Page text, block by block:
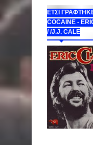
ΕΤΣΙ
COCAINE -
/ /J.J. CALE